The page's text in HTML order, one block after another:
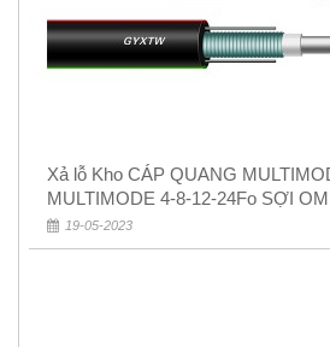
Xả lỗ Kho CÁP QUANG MULTIMODE CÁP
MULTIMODE 4-8-12-24Fo SỢI
Rẻ 5k
19-05-2023